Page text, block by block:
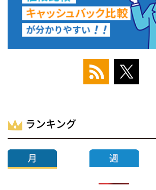
ランキング